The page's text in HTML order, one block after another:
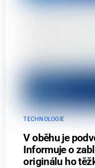
TECHNOLOGIE
V oběhu je
Informuje o
originálu ho